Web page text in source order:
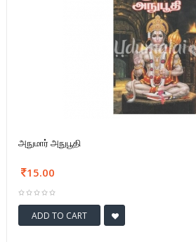
அநுமார் அநுபூதி
15.00
ADD TO CART